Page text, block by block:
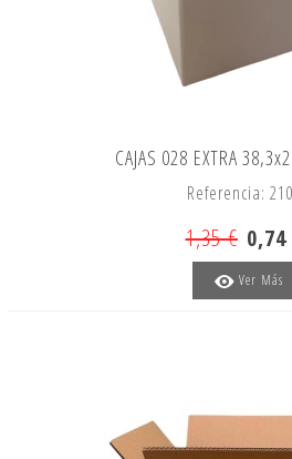
CAJAS 028 EXTRA
Referencia:
1,35 €
Ver Más